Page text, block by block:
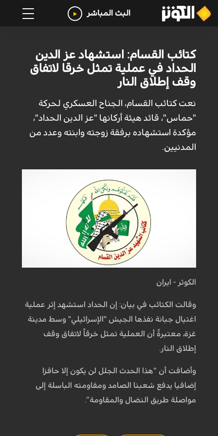
البث المباشر
كتائب القسام: استشهاد عز الدين
الحداد في عملية تمثل خرقا لاتفاق
وقف إطلاق النار
نعت كتائب القسام، الجناح العسكري لحركة
"حماس"، قائد هيئة أركانها "عز الدين الحداد"،
مؤكدة استشهاده برفقة زوجته وابنته وعدد من
المدنيين.
الكوثر - ايران
وقالت الكتائب في بيان: إن الحداد استشهد إثر عملية
اغتيال جبانة نفذها الجيش "الإسرائيلي" وسط مدينة
غزة، معتبرةً أن العملية تمثل خرقاً لاتفاق وقف
إطلاق النار.
وأضافت أن “هذا الحدث الجلل لن يكون إلا حافزا
إضافيا يدفع شعبنا الصامد ومقاومته الباسلة إلى
مواصلة طريق النضال والمقاومة”.